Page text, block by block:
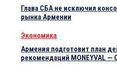
Глава СБА не исключил
рынка Армении
Экономика
Армения подготовит план
рекомендаций MONEYVAL —